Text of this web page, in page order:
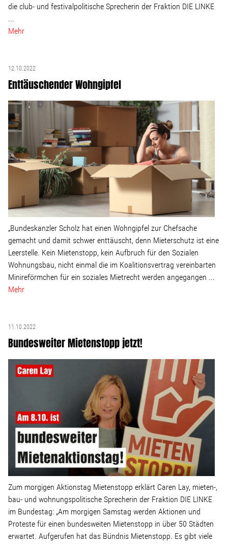
die club- und festivalpolitische Sprecherin der Fraktion DIE LINKE
...
Mehr
12.10.2022
Enttäuschender Wohngipfel
„Bundeskanzler Scholz hat einen Wohngipfel zur Chefsache
gemacht und damit schwer enttäuscht, denn Mieterschutz ist eine
Leerstelle. Kein Mietenstopp, kein Aufbruch für den Sozialen
Wohnungsbau, nicht einmal die im Koalitionsvertrag vereinbarten
Minireförmchen für ein soziales Mietrecht werden angegangen ...
Mehr
11.10.2022
Bundesweiter Mietenstopp jetzt!
Zum morgigen Aktionstag Mietenstopp erklärt Caren Lay, mieten-,
bau- und wohnungspolitische Sprecherin der Fraktion DIE LINKE
im Bundestag: „Am morgigen Samstag werden Aktionen und
Proteste für einen bundesweiten Mietenstopp in über 50 Städten
erwartet. Aufgerufen hat das Bündnis Mietenstopp. Es gibt viele